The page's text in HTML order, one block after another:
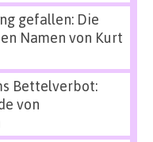
gefallen: Die
Namen von Kurt
Bettelverbot:
von